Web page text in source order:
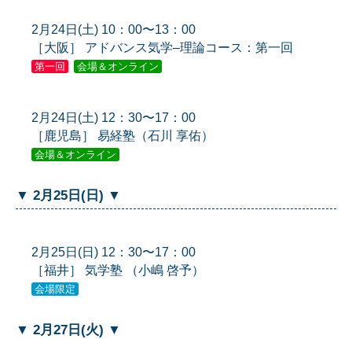
2月24日(土) 10：00〜13：00
［大阪］ アドバンス気学–理論コース：第一回
第一回 会場＆オンライン
2月24日(土) 12：30〜17：00
［鹿児島］ 易経塾（石川 享佑）
会場＆オンライン
▼ 2月25日(日) ▼
2月25日(日) 12：30〜17：00
［福井］ 気学塾 （小嶋 啓予）
会場限定
▼ 2月27日(火) ▼